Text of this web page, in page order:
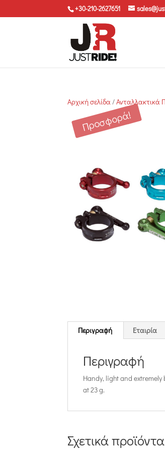
+30-210-2627651
Αρχική σελίδα/Ανταλλακτικά
Προσφορά!
Περιγραφή Εταιρία
Περιγραφή
Handy, light and
at 23 g.
Σχετικά προϊόντα